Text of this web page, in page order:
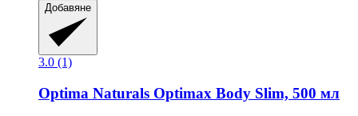
Добавяне
3.0 (1)
Optima Naturals Optimax Body Slim, 500 мл